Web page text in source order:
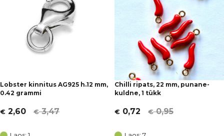
Lobster kinnitus AG925 h.12 mm,
0.42 grammi
€3,47
Algne
€ 2,60
Current
Chilli ripats, 22 mm, punane-
kuldne, 1 tükk
€0,95
Algne
€ 0,72
Current